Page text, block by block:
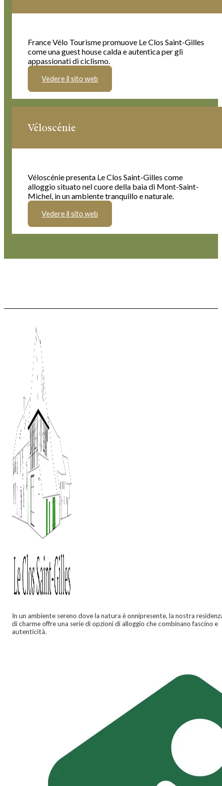
France Vélo Tourisme promuove Le Clos Saint-Gilles
come una guest house calda e autentica per gli
appassionati di ciclismo.
Vedere il sito web
Véloscénie
Véloscénie presenta Le Clos Saint-Gilles come
alloggio situato nel cuore della baia di Mont-Saint-
Michel, in un ambiente tranquillo e naturale.
Vedere il sito web
In un ambiente sereno dove la natura è onnipresente, la nostra
di charme offre una serie di opzioni di alloggio che combinano fascino e
autenticità.